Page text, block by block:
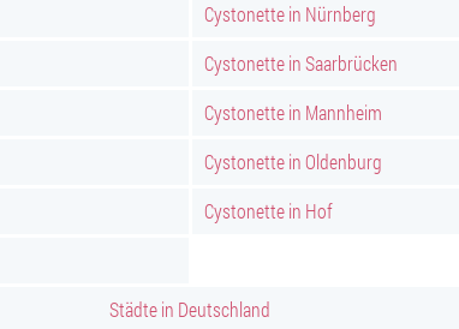
Cystonette in Nürnberg
Cystonette in Saarbrücken
Cystonette in Mannheim
Cystonette in Oldenburg
Cystonette in Hof
Städte in Deutschland